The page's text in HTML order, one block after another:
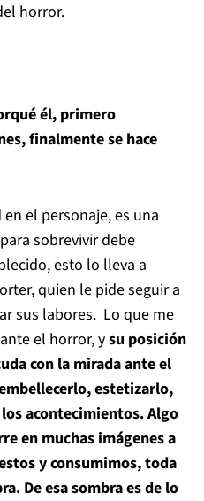
horror.
él, primero
finalmente se hace
el personaje, es una
sobrevivir debe
esto lo lleva a
quien le pide seguir a
sus labores. Lo que me
el horror, ysu posición
con la mirada ante el
estetizarlo,
acontecimientos. Algo
en muchas imágenes a
y consumimos, toda
De esa sombra es de lo